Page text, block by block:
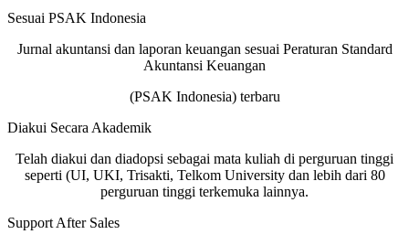
Sesuai PSAK Indonesia
Jurnal akuntansi dan laporan keuangan sesuai Peraturan Standard
Akuntansi Keuangan
(PSAK Indonesia) terbaru
Diakui Secara Akademik
Telah diakui dan diadopsi sebagai mata kuliah di perguruan tinggi
seperti (UI, UKI, Trisakti, Telkom University dan lebih dari 80
perguruan tinggi terkemuka lainnya.
Support After Sales